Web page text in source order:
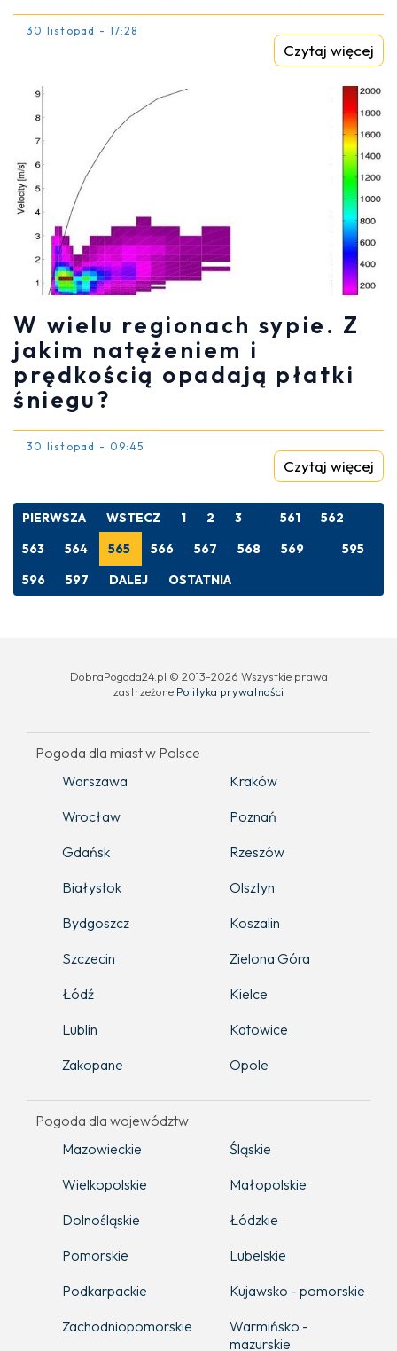
30 listopad - 17:28
Czytaj więcej
W wielu regionach sypie. Z
jakim natężeniem i
prędkością opadają płatki
śniegu?
30 listopad - 09:45
Czytaj więcej
PIERWSZA WSTECZ 1 2 3 561
562
563
564 565 566 567 568 569
595
596
597 DALEJ OSTATNIA
DobraPogoda24.pl © 2013-2026 Wszystkie prawa
zastrzeżone Polityka prywatności
Pogoda dla miast w Polsce
Warszawa
Kraków
Wrocław
Poznań
Gdańsk
Rzeszów
Białystok
Olsztyn
Bydgoszcz
Koszalin
Szczecin
Zielona Góra
Łódź
Kielce
Lublin
Katowice
Zakopane
Opole
Pogoda dla województw
Mazowieckie
Śląskie
Wielkopolskie
Małopolskie
Dolnośląskie
Łódzkie
Pomorskie
Lubelskie
Podkarpackie
Kujawsko - pomorskie
Zachodniopomorskie
Warmińsko -
mazurskie